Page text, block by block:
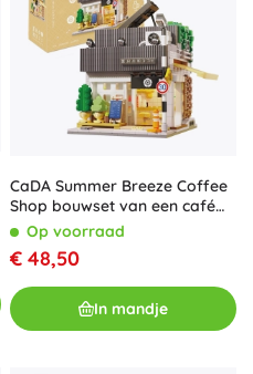
CaDA Summer Breeze Coffee
Shop bouwset van een café
met LED-verlichting
Op voorraad
€ 48,50
In mandje